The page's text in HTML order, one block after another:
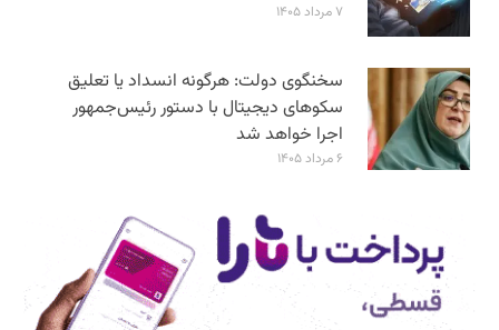
۷ مرداد ۱۴۰۵
سخنگوی دولت: هرگونه انسداد یا تعلیق
سکوهای دیجیتال با دستور رئیس‌جمهور
اجرا خواهد شد
۶ مرداد ۱۴۰۵